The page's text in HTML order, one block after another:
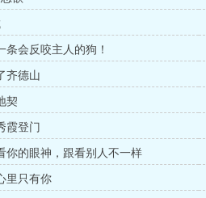
条会反咬主人的狗！
齐德山
契
霞登门
你的眼神，跟看别人不一样
里只有你